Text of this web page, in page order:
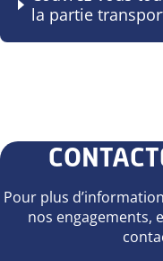
la partie
Pour plus
nos engagements,